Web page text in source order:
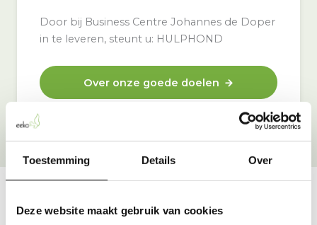
Toestemming Details Over
Deze website maakt gebruik van cookies
Door bij Business Centre Johannes de Doper
in te leveren, steunt u: HULPHOND
Over onze goede doelen
Vraag & antwoord